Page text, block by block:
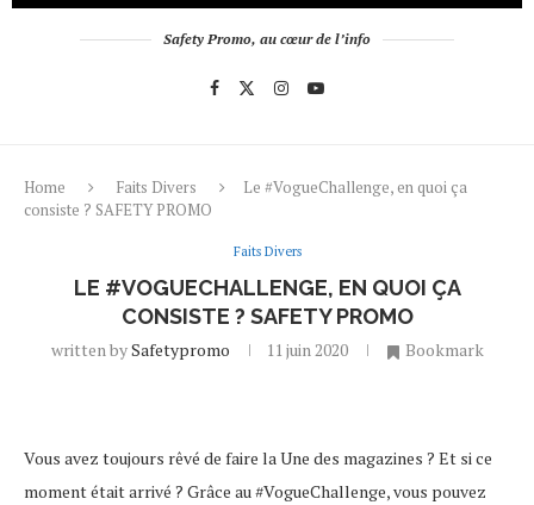
Safety Promo, au cœur de l’info
Home Faits Divers
Le #VogueChallenge, en quoi ça
consiste ? SAFETY PROMO
Faits Divers
LE #VOGUECHALLENGE, EN QUOI ÇA
CONSISTE ? SAFETY PROMO
written bySafetypromo 11 juin 2020 Bookmark
Vous avez toujours rêvé de faire la Une des magazines ? Et si ce
moment était arrivé ? Grâce au #VogueChallenge, vous pouvez